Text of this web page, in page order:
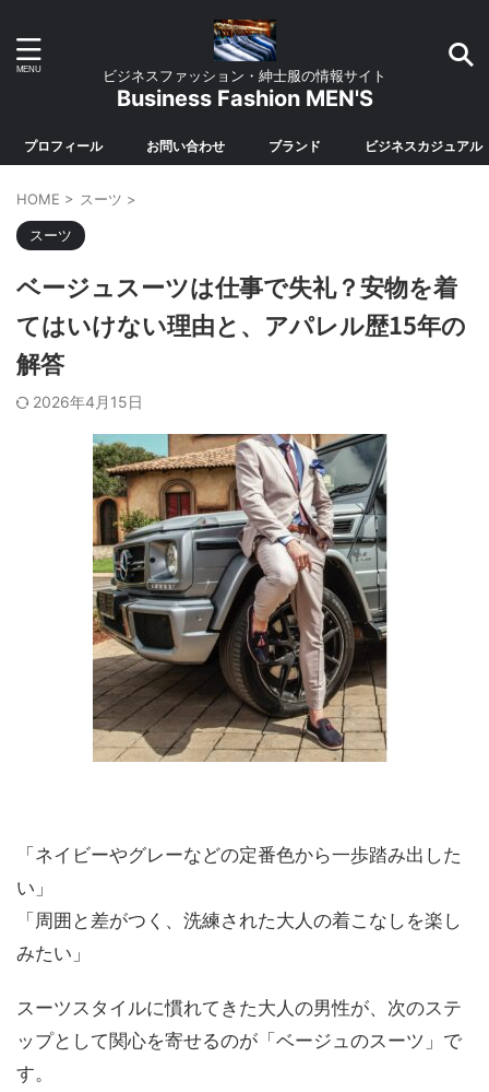
ビジネスファッション・紳士服の情報サイト
Business Fashion MEN'S
プロフィール お問い合わせ ブランド ビジネスカジュアル
HOME > スーツ >
スーツ
ベージュスーツは仕事で失礼？安物を着
てはいけない理由と、アパレル歴15年の
解答
2026年4月15日
「ネイビーやグレーなどの定番色から一歩踏み出した
い」
「周囲と差がつく、洗練された大人の着こなしを楽し
みたい」
スーツスタイルに慣れてきた大人の男性が、次のステ
ップとして関心を寄せるのが「ベージュのスーツ」で
す。